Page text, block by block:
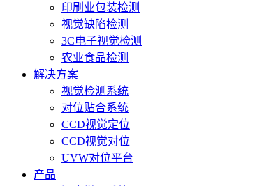
印刷业包装检测
视觉缺陷检测
3C电子视觉检测
农业食品检测
解决方案
视觉检测系统
对位贴合系统
CCD视觉定位
CCD视觉对位
UVW对位平台
产品